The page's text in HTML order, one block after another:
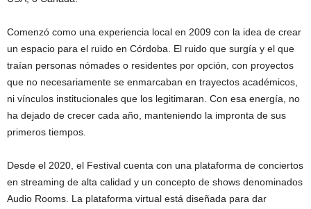
Comenzó como una experiencia local en 2009 con la idea de crear
un espacio para el ruido en Córdoba. El ruido que surgía y el que
traían personas nómades o residentes por opción, con proyectos
que no necesariamente se enmarcaban en trayectos académicos,
ni vínculos institucionales que los legitimaran. Con esa energía, no
ha dejado de crecer cada año, manteniendo la impronta de sus
primeros tiempos.
Desde el 2020, el Festival cuenta con una plataforma de conciertos
en streaming de alta calidad y un concepto de shows denominados
Audio Rooms. La plataforma virtual está diseñada para dar